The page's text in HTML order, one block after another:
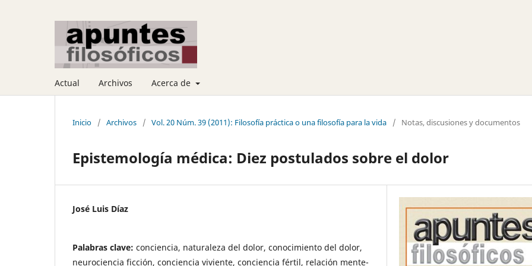
Actual Archivos Acerca de
Inicio / Archivos / Vol. 20 Núm. 39 (2011): Filosofía práctica o una filosofía para la vida / Notas, discusiones y documentos
Epistemología médica: Diez postulados sobre el dolor
José Luis Díaz
Palabras clave: conciencia, naturaleza del dolor, conocimiento del dolor,
neurociencia ficción, conciencia viviente, conciencia fértil, relación mente-